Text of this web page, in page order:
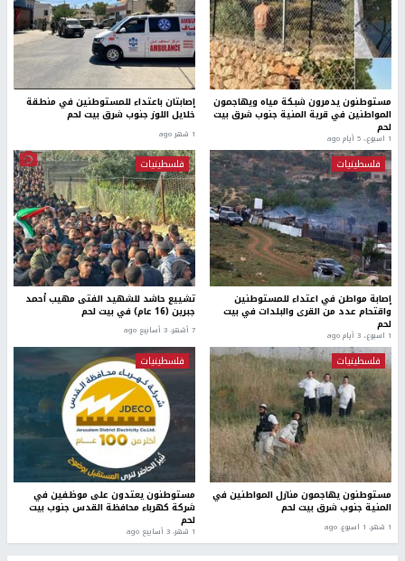
مستوطنون يدمرون شبكة مياه ويهاجمون
المواطنين في قرية المنية جنوب شرق بيت
لحم
1 اسبوع.، 5 أيام ago
إصابتان باعتداء للمستوطنين في منطقة
خلايل اللوز جنوب شرق بيت لحم
1 شهر ago
فلسطينيات
إصابة مواطن في اعتداء للمستوطنين
واقتحام عدد من القرى والبلدات في بيت
لحم
1 اسبوع.، 3 أيام ago
فلسطينيات
تشييع حاشد للشهيد الفتى مهيب أحمد
جبرين (16 عام) في بيت لحم
7 أشهر، 3 أسابيع ago
فلسطينيات
مستوطنون يهاجمون منازل المواطنين في
المنية جنوب شرق بيت لحم
1 شهر، 1 اسبوع. ago
فلسطينيات
مستوطنون يعتدون على موظفين في
شركة كهرباء محافظة القدس جنوب بيت
لحم
1 شهر، 3 أسابيع ago